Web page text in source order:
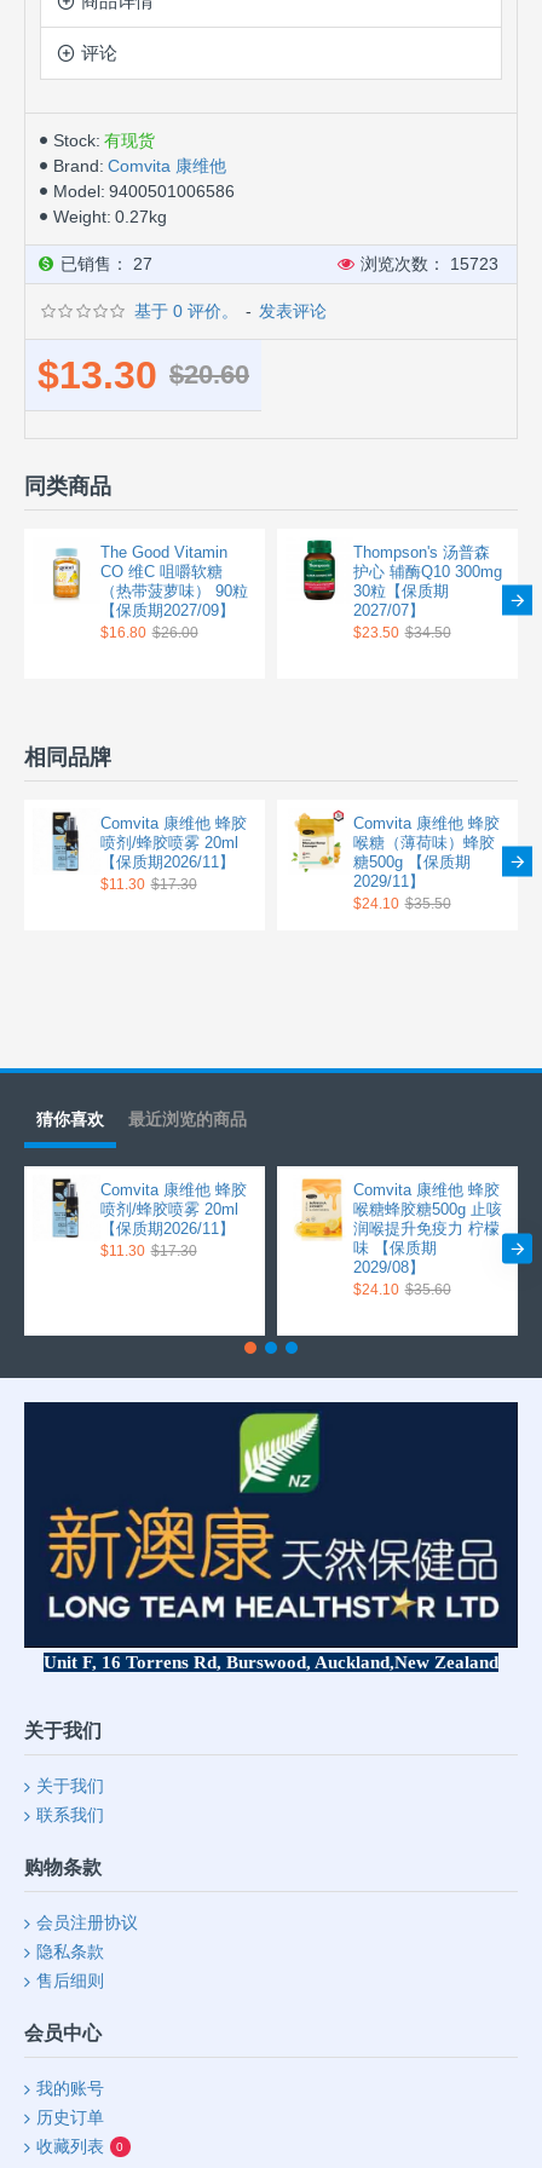
评论
Stock: 有现货
Brand: Comvita 康维他
Model: 9400501006586
Weight: 0.27kg
已销售： 27 浏览次数： 15723
基于 0 评价。 - 发表评论
$13.30 $20.60
同类商品
The Good Vitamin
CO 维C 咀嚼软糖
（热带菠萝味） 90粒
【保质期2027/09】
$16.80 $26.00
Thompson's 汤普森
护心 辅酶Q10 300mg
30粒【保质期
2027/07】
$23.50 $34.50
相同品牌
Comvita 康维他 蜂胶
喷剂/蜂胶喷雾 20ml
【保质期2026/11】
$11.30 $17.30
Comvita 康维他 蜂胶
喉糖（薄荷味）蜂胶
糖500g 【保质期
2029/11】
$24.10 $35.50
猜你喜欢 最近浏览的商品
Comvita 康维他 蜂胶
喷剂/蜂胶喷雾 20ml
【保质期2026/11】
$11.30 $17.30
Comvita 康维他 蜂胶
喉糖蜂胶糖500g 止咳
润喉提升免疫力 柠檬
味 【保质期
2029/08】
$24.10 $35.60
Unit F, 16 Torrens Rd, Burswood, Auckland,New Zealand
关于我们
关于我们
联系我们
购物条款
会员注册协议
隐私条款
售后细则
会员中心
我的账号
历史订单
收藏列表
0